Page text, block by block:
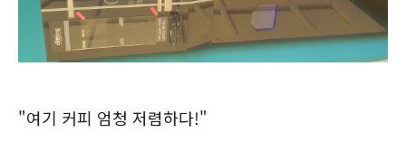
"여기 커피 엄청 저렴하다!"